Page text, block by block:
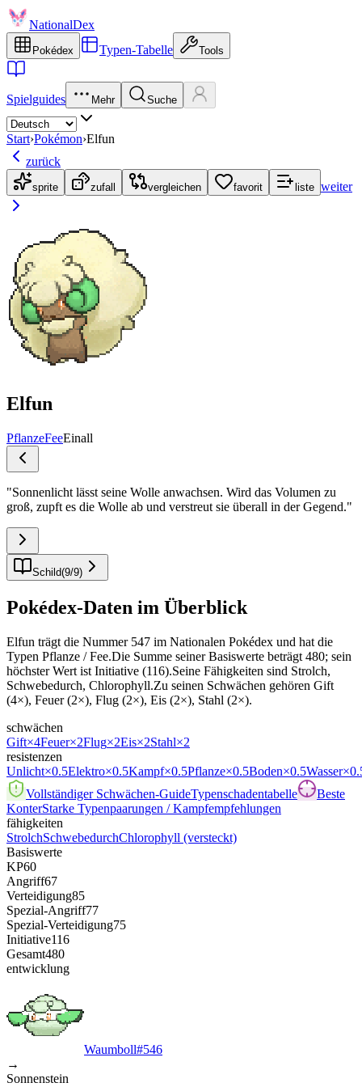
NationalDex
Pokédex Typen-Tabelle Tools
Spielguides Mehr Suche
Start›Pokémon›Elfun
zurück
sprite zufall vergleichen favorit liste weiter
Elfun
PflanzeFeeEinall
"Sonnenlicht lässt seine Wolle anwachsen. Wird das Volumen zu
groß, zupft es die Wolle ab und verstreut sie überall in der Gegend."
Schild(9/9)
Pokédex-Daten im Überblick
Elfun trägt die Nummer 547 im Nationalen Pokédex und hat die
Typen Pflanze / Fee.Die Summe seiner Basiswerte beträgt 480; sein
höchster Wert ist Initiative (116).Seine Fähigkeiten sind Strolch,
Schwebedurch, Chlorophyll.Zu seinen Schwächen gehören Gift
(4×), Feuer (2×), Flug (2×), Eis (2×), Stahl (2×).
schwächen
Gift×4Feuer×2Flug×2Eis×2Stahl×2
resistenzen
Unlicht×0.5Elektro×0.5Kampf×0.5Pflanze×0.5Boden×0.5Wasser
Vollständiger Schwächen-GuideTypenschadentabelle
Beste
KonterStarke Typenpaarungen / Kampfempfehlungen
fähigkeiten
StrolchSchwebedurchChlorophyll (versteckt)
Basiswerte
KP60
Angriff67
Verteidigung85
Spezial-Angriff77
Spezial-Verteidigung75
Initiative116
Gesamt480
entwicklung
Waumboll#546
→
Sonnenstein